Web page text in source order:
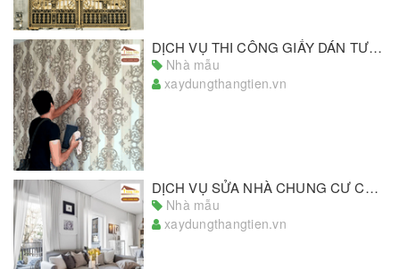
DỊCH VỤ THI CÔNG GIẤY DÁN TƯỜNG ĐẠT CHUẨN TẠI TPHCM
Nhà mẫu
xaydungthangtien.vn
DỊCH VỤ SỬA NHÀ CHUNG CƯ CHẤT LƯỢNG, GIÁ TỐT NHẤT THỊ TRƯỜNG
Nhà mẫu
xaydungthangtien.vn